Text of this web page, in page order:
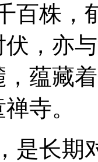
百株，
伏，亦
蕴藏
寺。
是长期